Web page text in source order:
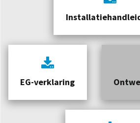
EG-verklaring